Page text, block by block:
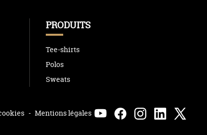
PRODUITS
Tee-shirts
Polos
Sweats
- Mentions légales